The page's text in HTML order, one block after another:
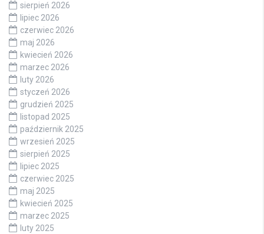
sierpień 2026
lipiec 2026
czerwiec 2026
maj 2026
kwiecień 2026
marzec 2026
luty 2026
styczeń 2026
grudzień 2025
listopad 2025
październik 2025
wrzesień 2025
sierpień 2025
lipiec 2025
czerwiec 2025
maj 2025
kwiecień 2025
marzec 2025
luty 2025